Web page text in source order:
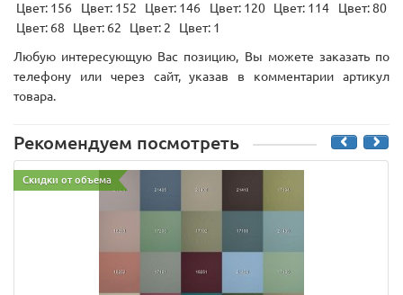
Цвет: 156 Цвет: 152 Цвет: 146 Цвет: 120 Цвет: 114 Цвет: 80
Цвет: 68 Цвет: 62 Цвет: 2 Цвет: 1
Любую интересующую Вас позицию, Вы можете заказать по
телефону или через сайт, указав в комментарии артикул
товара.
Рекомендуем посмотреть
Скидки от объема